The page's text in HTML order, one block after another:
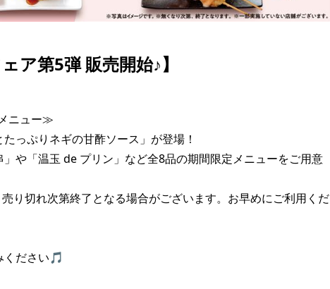
ア第5弾 販売開始♪】
ニュー≫
っぷりネギの甘酢ソース」が登場！
や「温玉 de プリン」など全8品の期間限定メニューをご用意
り切れ次第終了となる場合がございます。お早めにご利用くだ
ください🎵